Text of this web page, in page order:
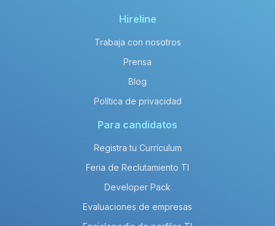
Hireline
Trabaja con nosotros
Prensa
Blog
Política de privacidad
Para candidatos
Registra tu Currículum
Feria de Reclutamiento TI
Developer Pack
Evaluaciones de empresas